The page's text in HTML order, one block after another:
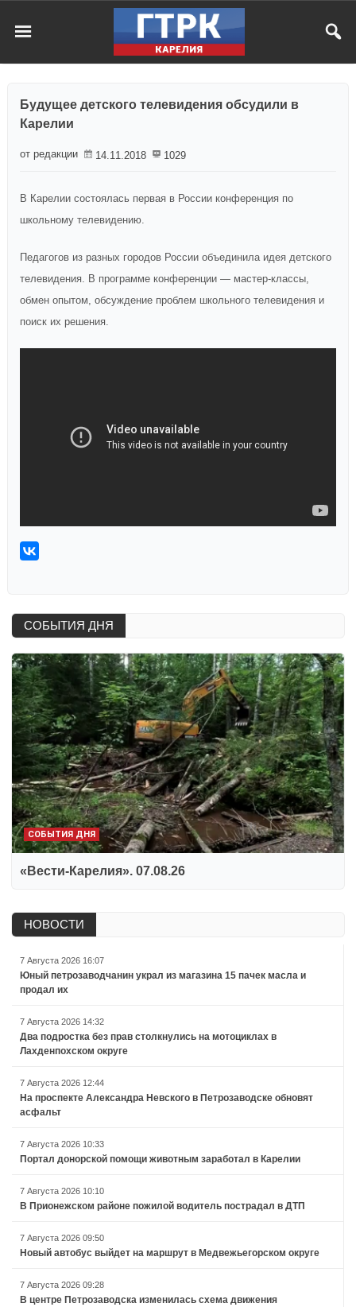
Будущее детского телевидения обсудили в
Карелии
от редакции 14.11.2018 1029
В Карелии состоялась первая в России конференция по
школьному телевидению.
Педагогов из разных городов России объединила идея детского
телевидения. В программе конференции — мастер-классы,
обмен опытом, обсуждение проблем школьного телевидения и
поиск их решения.
СОБЫТИЯ ДНЯ
СОБЫТИЯ ДНЯ
«Вести-Карелия». 07.08.26
НОВОСТИ
7 Августа 2026 16:07
Юный петрозаводчанин украл из магазина 15 пачек масла и
продал их
7 Августа 2026 14:32
Два подростка без прав столкнулись на мотоциклах в
Лахденпохском округе
7 Августа 2026 12:44
На проспекте Александра Невского в Петрозаводске обновят
асфальт
7 Августа 2026 10:33
Портал донорской помощи животным заработал в Карелии
7 Августа 2026 10:10
В Прионежском районе пожилой водитель пострадал в ДТП
7 Августа 2026 09:50
Новый автобус выйдет на маршрут в Медвежьегорском округе
7 Августа 2026 09:28
В центре Петрозаводска изменилась схема движения